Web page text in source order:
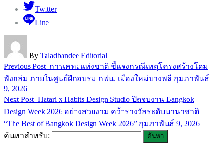
Twitter
Line
By Taladbandee Editorial
Previous Post การเคหะแห่งชาติ ชี้แจงกรณีเหตุโครงสร้างโดม
พังถล่ม ภายในศูนย์ฝึกอบรม กฟน. เมืองใหม่บางพลี กุมภาพันธ์
9, 2026
Next Post Hatari x Habits Design Studio ปิดจบงาน Bangkok
Design Week 2026 อย่างสวยงาม คว้ารางวัลระดับนานาชาติ
“The Best of Bangkok Design Week 2026” กุมภาพันธ์ 9, 2026
ค้นหาสำหรับ: